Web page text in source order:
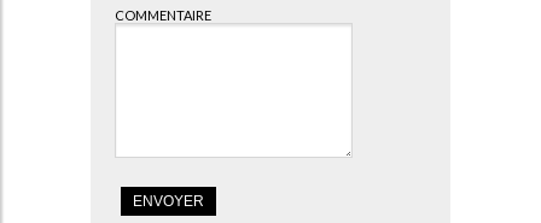
COMMENTAIRE